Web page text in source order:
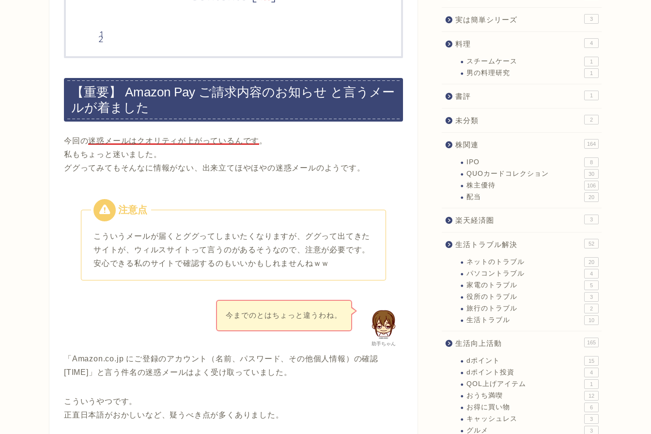
【重要】 Amazon Pay ご請求内容のお知らせ と言うメー
ルが着ました
今回の迷惑メールはクオリティが上がっているんです 。
私もちょっと迷いました。
ググってみてもそんなに情報がない、出来立てほやほやの迷惑メールのようです。
こういうメールが届くとググってしまいたくなりますが、ググって出てきた
サイトが、ウィルスサイトって言うのがあるそうなので、注意が必要です。
安心できる私のサイトで確認するのもいいかもしれませんねｗｗ
助手ちゃん
今までのとはちょっと違うわね。
「Amazon.co.jp にご登録のアカウント（名前、パスワード、その他個人情報）の確認
[TIME]」と言う件名の迷惑メールはよく受け取っていました。
こういうやつです。
正直日本語がおかしいなど、疑うべき点が多くありました。
実は簡単シリーズ 3
料理 4
スチームケース 1
男の料理研究 1
書評 1
未分類 2
株関連 164
IPO 8
QUOカードコレクション 30
株主優待 106
配当 20
楽天経済圏 3
生活トラブル解決 52
ネットのトラブル 20
パソコントラブル 4
家電のトラブル 5
役所のトラブル 3
旅行のトラブル 2
生活トラブル 10
生活向上活動 165
dポイント 15
dポイント投資 4
QOL上げアイテム 1
おうち満喫 12
お得に買い物 6
キャッシュレス 3
グルメ 3